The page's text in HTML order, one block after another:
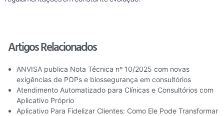
Artigos Relacionados
ANVISA publica Nota Técnica nº 10/2025 com novas
exigências de POPs e biossegurança em consultórios
Atendimento Automatizado para Clínicas e Consultórios com
Aplicativo Próprio
Aplicativo Para Fidelizar Clientes: Como Ele Pode Transformar